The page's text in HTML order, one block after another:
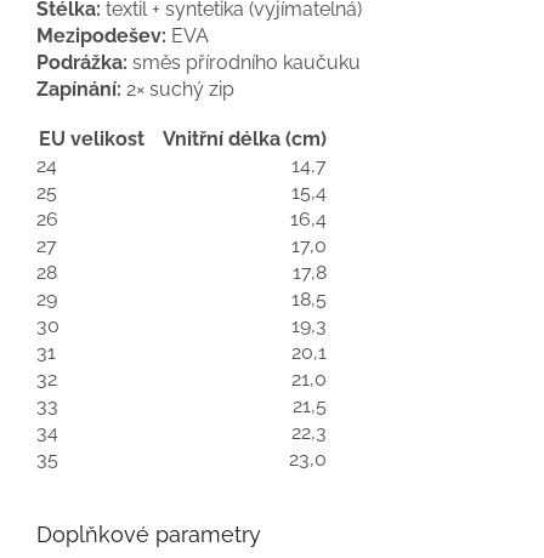
Stélka: textil + syntetika (vyjímatelná)
Mezipodešev: EVA
Podrážka: směs přírodního kaučuku
Zapínání: 2× suchý zip
EU velikost
Vnitřní délka (cm)
24
14,7
25
15,4
26
16,4
27
17,0
28
17,8
29
18,5
30
19,3
31
20,1
32
21,0
33
21,5
34
22,3
35
23,0
Doplňkové parametry